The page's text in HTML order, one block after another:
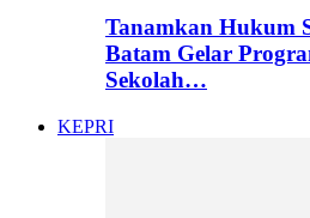
Tanamkan Hukum
Batam Gelar
Sekolah…
KEPRI